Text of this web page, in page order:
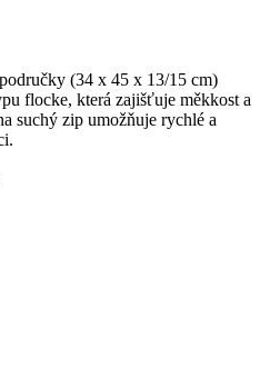
(34 x 45 x 13/15 cm)
flocke, která zajišťuje měkkost a
suchý zip umožňuje rychlé a